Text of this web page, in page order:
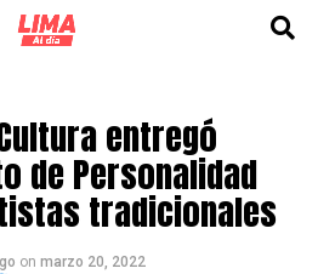
entregó
de Personalidad
tradicionales
on marzo 20, 2022